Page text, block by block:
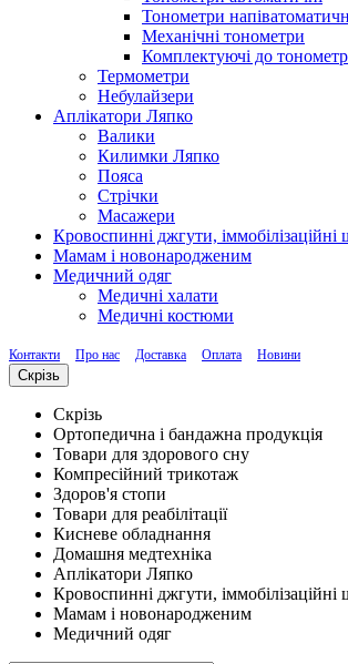
Тонометри
Механічні тонометри
Комплектуючі до
Термометри
Небулайзери
Аплікатори Ляпко
Валики
Килимки Ляпко
Пояса
Стрічки
Масажери
Кровоспинні джгути, іммобілізаційні
Мамам і новонародженим
Медичний одяг
Медичні халати
Медичні костюми
Контакти Про нас Доставка Оплата Новини
Скрізь
Скрізь
Ортопедична і бандажна продукція
Товари для здорового сну
Компресійний трикотаж
Здоров'я стопи
Товари для реабілітації
Кисневе обладнання
Домашня медтехніка
Аплікатори Ляпко
Кровоспинні джгути, іммобілізаційні
Мамам і новонародженим
Медичний одяг